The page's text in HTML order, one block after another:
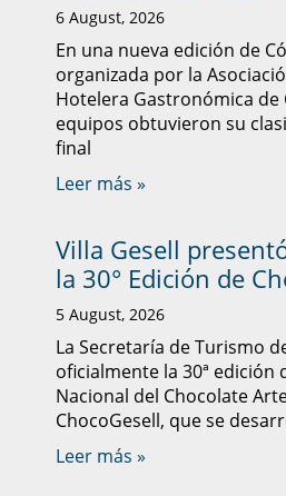
6 August, 2026
En una nueva edición de
organizada por la
Hotelera Gastronómica de
equipos obtuvieron su
final
Leer más »
Villa Gesell
la 30° Edición de
5 August, 2026
La Secretaría de Turismo
oficialmente la 30ª edición
Nacional del Chocolate
ChocoGesell, que se
Leer más »